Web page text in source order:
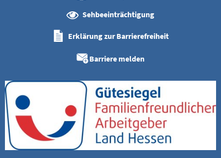
Sehbeeinträchtigung
Erklärung zur Barrierefreiheit
Barriere melden